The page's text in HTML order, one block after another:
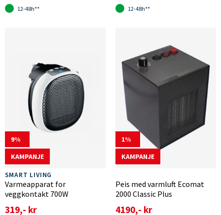
12-48h** 12-48h**
9
KAMPANJE
SMART LIVING
Varmeapparat for
veggkontakt 700W
319,- kr
1
KAMPANJE
Peis med varmluft Ecomat
2000 Classic Plus
4190,- kr